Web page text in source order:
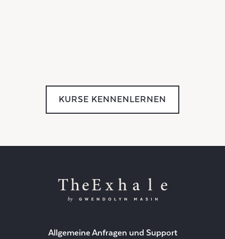
KURSE KENNENLERNEN
Allgemeine Anfragen und Support